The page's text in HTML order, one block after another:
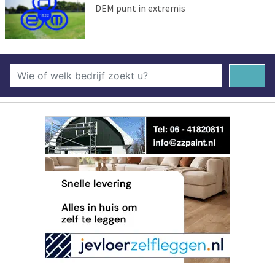
DEM punt in extremis